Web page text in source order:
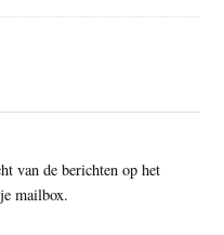
van de berichten op het
mailbox.